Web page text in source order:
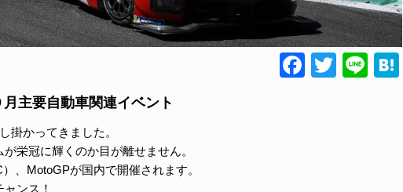
Facebook
Twitter
Line
主要自動車関連イベント
掛かってきました。
栄冠に輝くのか目が離せません。
、MotoGPが国内で開催されます。
ンス！